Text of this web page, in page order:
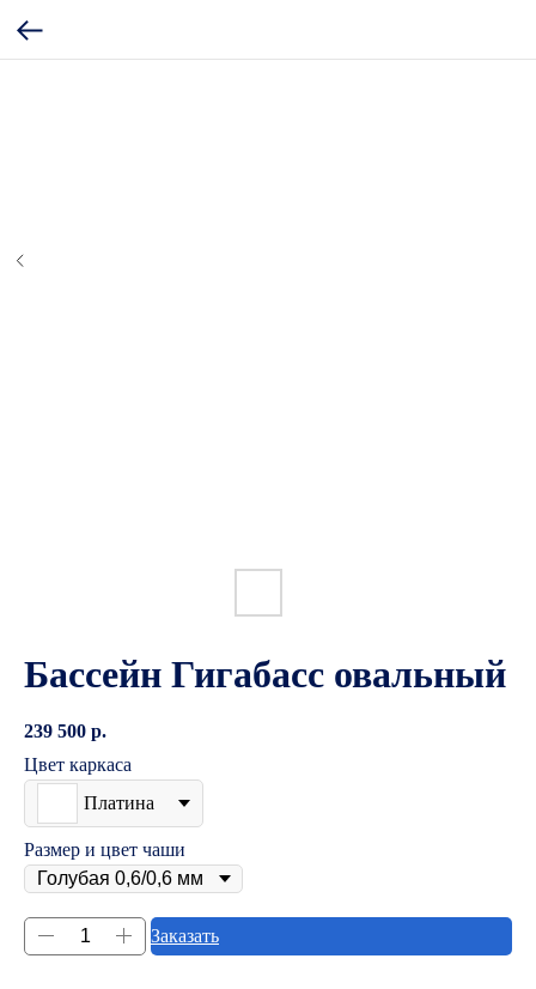
Бассейн Гигабасс овальный
239 500 р.
Цвет каркаса
Платина
Размер и цвет чаши
Заказать